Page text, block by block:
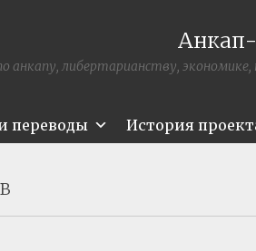
анкапу, либертарианству,
переводы История